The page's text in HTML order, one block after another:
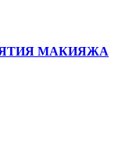
МАКИЯЖА